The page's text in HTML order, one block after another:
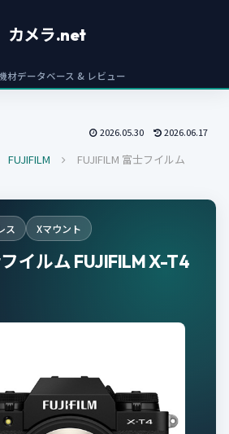
カメラ.net
材データベース & レビュー
2026.05.30 2026.06.17
FUJIFILM
FUJIFILM 富士フイルム
ス Xマウント
イルム FUJIFILM X-T4